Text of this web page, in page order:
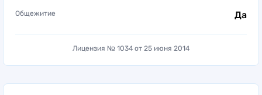
Общежитие Да
Лицензия № 1034 от 25 июня 2014